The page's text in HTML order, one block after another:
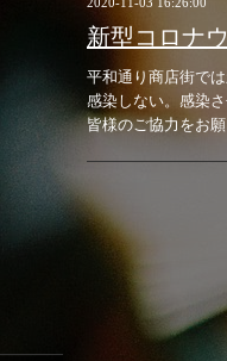
新型コロナ
平和通り商店街で
感染しない。感染
皆様のご協力をお